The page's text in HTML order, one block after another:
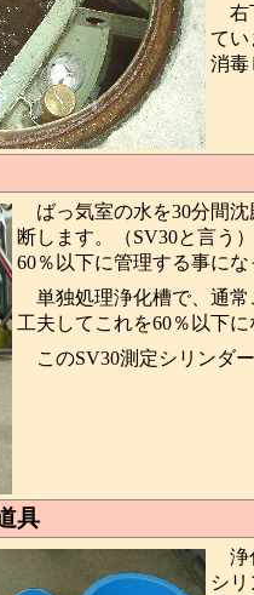
右
てい
消毒
ばっ気室の水を30分間
断します。（SV30と言う
60％以下に管理する事にな
単独処理浄化槽で、通
工夫してこれを60％以下に
このSV30測定シリンダ
具
浄
シ